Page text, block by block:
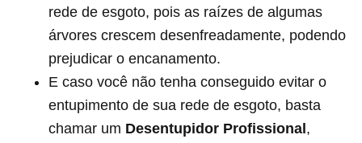
rede de esgoto, pois as raízes de algumas
árvores crescem desenfreadamente, podendo
prejudicar o encanamento.
E caso você não tenha conseguido evitar o
entupimento de sua rede de esgoto, basta
chamar um Desentupidor Profissional ,